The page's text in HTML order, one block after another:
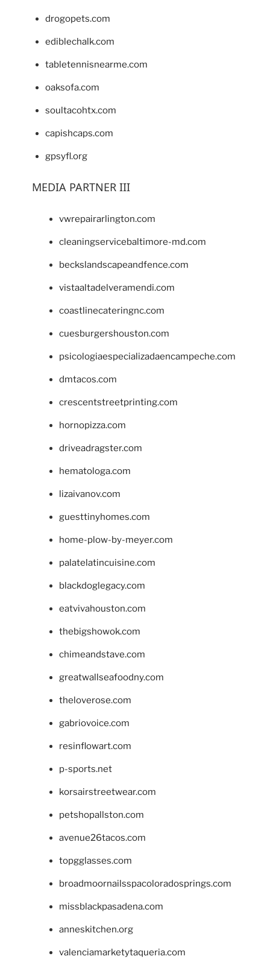
drogopets.com
ediblechalk.com
tabletennisnearme.com
oaksofa.com
soultacohtx.com
capishcaps.com
gpsyfl.org
MEDIA PARTNER III
vwrepairarlington.com
cleaningservicebaltimore-md.com
beckslandscapeandfence.com
vistaaltadelveramendi.com
coastlinecateringnc.com
cuesburgershouston.com
psicologiaespecializadaencampeche.com
dmtacos.com
crescentstreetprinting.com
hornopizza.com
driveadragster.com
hematologa.com
lizaivanov.com
guesttinyhomes.com
home-plow-by-meyer.com
palatelatincuisine.com
blackdoglegacy.com
eatvivahouston.com
thebigshowok.com
chimeandstave.com
greatwallseafoodny.com
theloverose.com
gabriovoice.com
resinflowart.com
p-sports.net
korsairstreetwear.com
petshopallston.com
avenue26tacos.com
topgglasses.com
broadmoornailsspacoloradosprings.com
missblackpasadena.com
anneskitchen.org
valenciamarketytaqueria.com